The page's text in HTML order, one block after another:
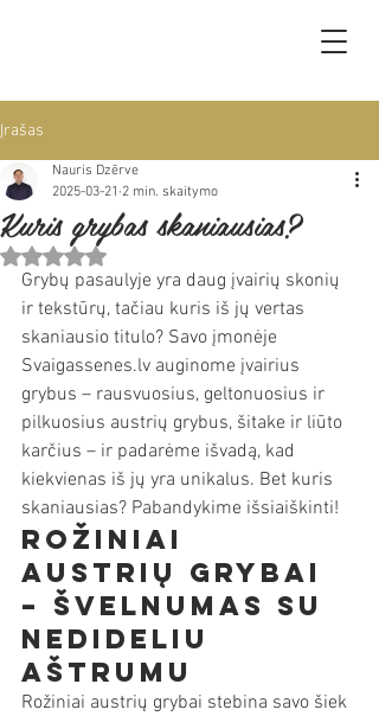
Įrašas
Kuris grybas skaniausias?
Nauris Dzērve
2025-03-21 2 min. skaitymo
Įvertinta NaN iš 5 žvaigždučių.
Grybų pasaulyje yra daug įvairių skonių
ir tekstūrų, tačiau kuris iš jų vertas
skaniausio titulo? Savo įmonėje
Svaigassenes.lv auginome įvairius
grybus – rausvuosius, geltonuosius ir
pilkuosius austrių grybus, šitake ir liūto
karčius – ir padarėme išvadą, kad
kiekvienas iš jų yra unikalus. Bet kuris
skaniausias? Pabandykime išsiaiškinti!
Rožiniai
austrių grybai
– švelnumas su
nedideliu
aštrumu
Rožiniai austrių grybai stebina savo šiek